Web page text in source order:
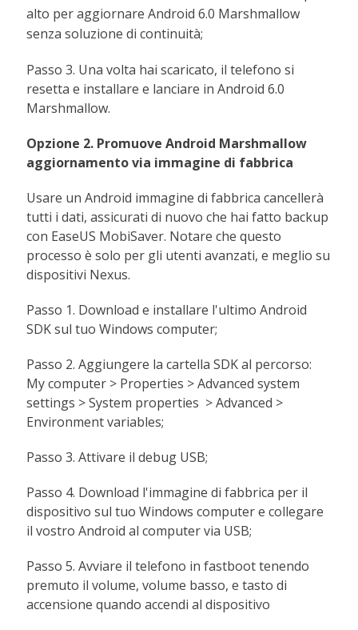
alto per aggiornare Android 6.0 Marshmallow
senza soluzione di continuità;
Passo 3. Una volta hai scaricato, il telefono si
resetta e installare e lanciare in Android 6.0
Marshmallow.
Opzione 2. Promuove Android Marshmallow
aggiornamento via immagine di fabbrica
Usare un Android immagine di fabbrica cancellerà
tutti i dati, assicurati di nuovo che hai fatto backup
con EaseUS MobiSaver. Notare che questo
processo è solo per gli utenti avanzati, e meglio su
dispositivi Nexus.
Passo 1. Download e installare l'ultimo Android
SDK sul tuo Windows computer;
Passo 2. Aggiungere la cartella SDK al percorso:
My computer > Properties > Advanced system
settings > System properties > Advanced >
Environment variables;
Passo 3. Attivare il debug USB;
Passo 4. Download l'immagine di fabbrica per il
dispositivo sul tuo Windows computer e collegare
il vostro Android al computer via USB;
Passo 5. Avviare il telefono in fastboot tenendo
premuto il volume, volume basso, e tasto di
accensione quando accendi al dispositivo